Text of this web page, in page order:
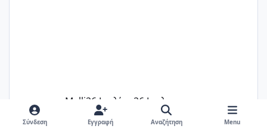
Εγώ πήγα σε έναν ιδιωτικό παιδικό στ
Melli26 Ιουλίου 26 Ιουλ
Σύνδεση Εγγραφή Αναζήτηση Menu